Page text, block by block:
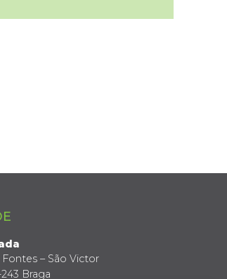
Fontes – São Victor
Braga